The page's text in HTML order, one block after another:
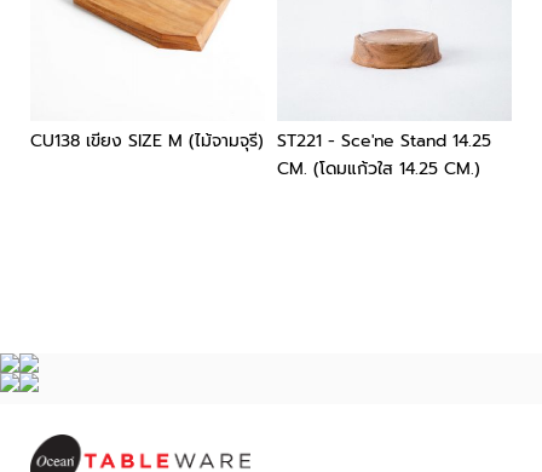
CU138 เขียง SIZE M (ไม้จามจุรี) ST221 - Sce'ne Stand 14.25
CM. (โดมแก้วใส 14.25 CM.)